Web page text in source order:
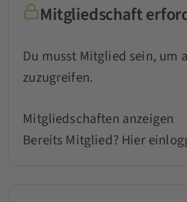
Mitgliedschaft
Du musst Mitglied sein, um
zuzugreifen.
Mitgliedschaften anzeigen
Bereits Mitglied? Hier